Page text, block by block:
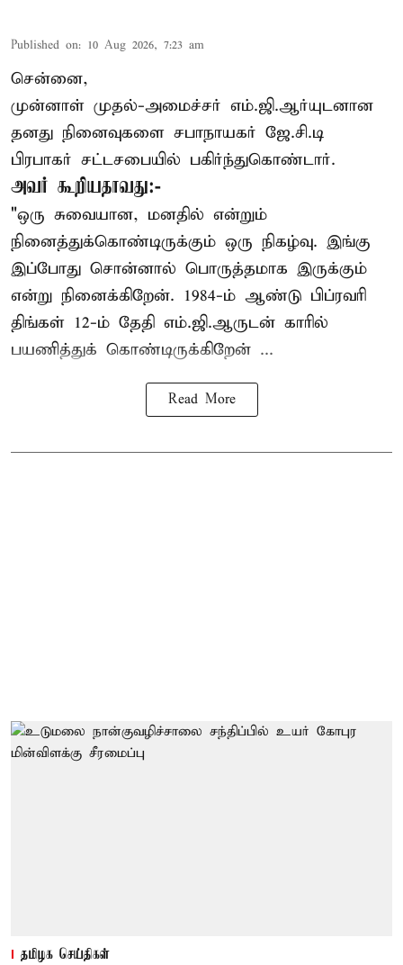
Published on: 10 Aug 2026, 7:23 am
சென்னை,
முன்னாள் முதல்-அமைச்சர் எம்.ஜி.ஆர்யுடனான
தனது நினைவுகளை சபாநாயகர் ஜே.சி.டி
பிரபாகர் சட்டசபையில் பகிர்ந்துகொண்டார்.
அவர் கூறியதாவது:-
"ஒரு சுவையான, மனதில் என்றும்
நினைத்துக்கொண்டிருக்கும் ஒரு நிகழ்வு. இங்கு
இப்போது சொன்னால் பொருத்தமாக இருக்கும்
என்று நினைக்கிறேன். 1984-ம் ஆண்டு பிப்ரவரி
திங்கள் 12-ம் தேதி எம்.ஜி.ஆருடன் காரில்
பயணித்துக் கொண்டிருக்கிறேன் ...
Read More
தமிழக செய்திகள்